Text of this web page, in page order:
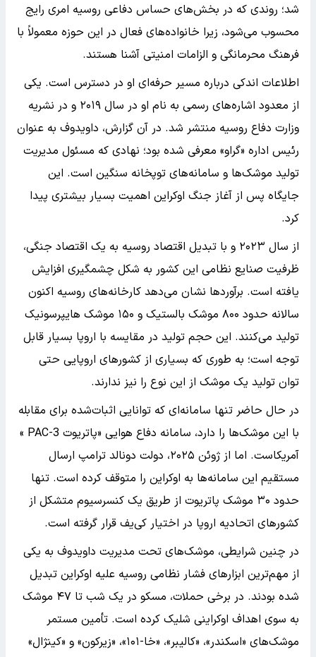
شد؛ روندی که در بخش‌های حساس دفاعی روسیه امری رایج
محسوب می‌شود، زیرا خانواده‌های فعال در این حوزه معمولاً با
فرهنگ محرمانگی و الزامات امنیتی آشنا هستند.
اطلاعات اندکی درباره مسیر حرفه‌ای او در دسترس است. یکی
از معدود اشاره‌های رسمی به نام او در سال ۲۰۱۹ و در نشریه
وزارت دفاع روسیه منتشر شد. در آن گزارش، داویدوف به عنوان
رئیس اداره «گراو» معرفی شده بود؛ نهادی که مسئول مدیریت
تولید موشک‌ها و سامانه‌های توپخانه سنگین است. این
جایگاه پس از آغاز جنگ اوکراین اهمیت بسیار بیشتری پیدا
کرد.
از سال ۲۰۲۳ و با تبدیل اقتصاد روسیه به یک اقتصاد جنگی،
ظرفیت صنایع نظامی این کشور به شکل چشمگیری افزایش
یافته است. برآوردها نشان می‌دهد کارخانه‌های روسیه اکنون
سالانه حدود ۸۰۰ موشک بالستیک و ۱۵۰ موشک هایپرسونیک
تولید می‌کنند. این حجم تولید در مقایسه با اروپا بسیار قابل
توجه است؛ به طوری که بسیاری از کشورهای اروپایی حتی
توان تولید یک موشک از این نوع را نیز ندارند.
در حال حاضر تنها سامانه‌ای که توانایی اثبات‌شده برای مقابله
با این موشک‌ها را دارد، سامانه دفاع هوایی «پاتریوت PAC-3 »
آمریکاست. اما از ژوئن ۲۰۲۵، دولت دونالد ترامپ ارسال
مستقیم این سامانه‌ها به اوکراین را متوقف کرده است. تنها
حدود ۳۰ موشک پاتریوت از طریق یک کنسرسیوم متشکل از
کشورهای اتحادیه اروپا در اختیار کی‌یف قرار گرفته است.
در چنین شرایطی، موشک‌های تحت مدیریت داویدوف به یکی
از مهم‌ترین ابزارهای فشار نظامی روسیه علیه اوکراین تبدیل
شده بودند. در برخی حملات، مسکو در یک شب تا ۴۷ موشک
به سوی اهداف اوکراینی شلیک کرده است. تأمین مستمر
موشک‌های «اسکندر»، «کالیبر»، «خا-۱۰۱»، «زیرکون» و «کینژال»